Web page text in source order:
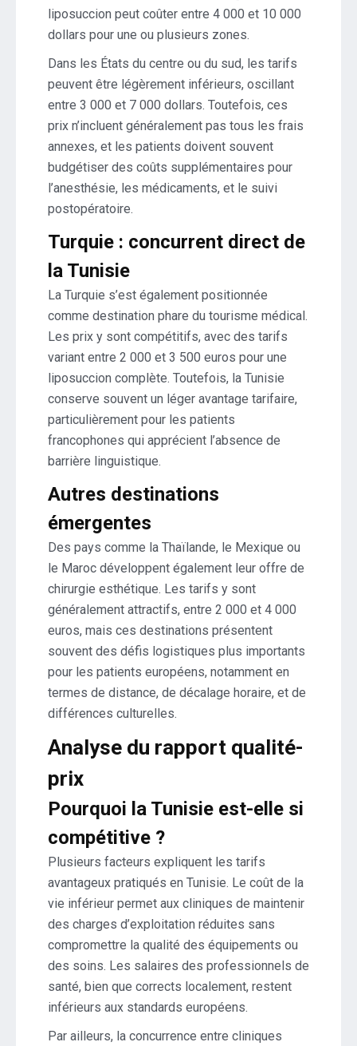
liposuccion peut coûter entre 4 000 et 10 000
dollars pour une ou plusieurs zones.
Dans les États du centre ou du sud, les tarifs
peuvent être légèrement inférieurs, oscillant
entre 3 000 et 7 000 dollars. Toutefois, ces
prix n’incluent généralement pas tous les frais
annexes, et les patients doivent souvent
budgétiser des coûts supplémentaires pour
l’anesthésie, les médicaments, et le suivi
postopératoire.
Turquie : concurrent direct de
la Tunisie
La Turquie s’est également positionnée
comme destination phare du tourisme médical.
Les prix y sont compétitifs, avec des tarifs
variant entre 2 000 et 3 500 euros pour une
liposuccion complète. Toutefois, la Tunisie
conserve souvent un léger avantage tarifaire,
particulièrement pour les patients
francophones qui apprécient l’absence de
barrière linguistique.
Autres destinations
émergentes
Des pays comme la Thaïlande, le Mexique ou
le Maroc développent également leur offre de
chirurgie esthétique. Les tarifs y sont
généralement attractifs, entre 2 000 et 4 000
euros, mais ces destinations présentent
souvent des défis logistiques plus importants
pour les patients européens, notamment en
termes de distance, de décalage horaire, et de
différences culturelles.
Analyse du rapport qualité-
prix
Pourquoi la Tunisie est-elle si
compétitive ?
Plusieurs facteurs expliquent les tarifs
avantageux pratiqués en Tunisie. Le coût de la
vie inférieur permet aux cliniques de maintenir
des charges d’exploitation réduites sans
compromettre la qualité des équipements ou
des soins. Les salaires des professionnels de
santé, bien que corrects localement, restent
inférieurs aux standards européens.
Par ailleurs, la concurrence entre cliniques